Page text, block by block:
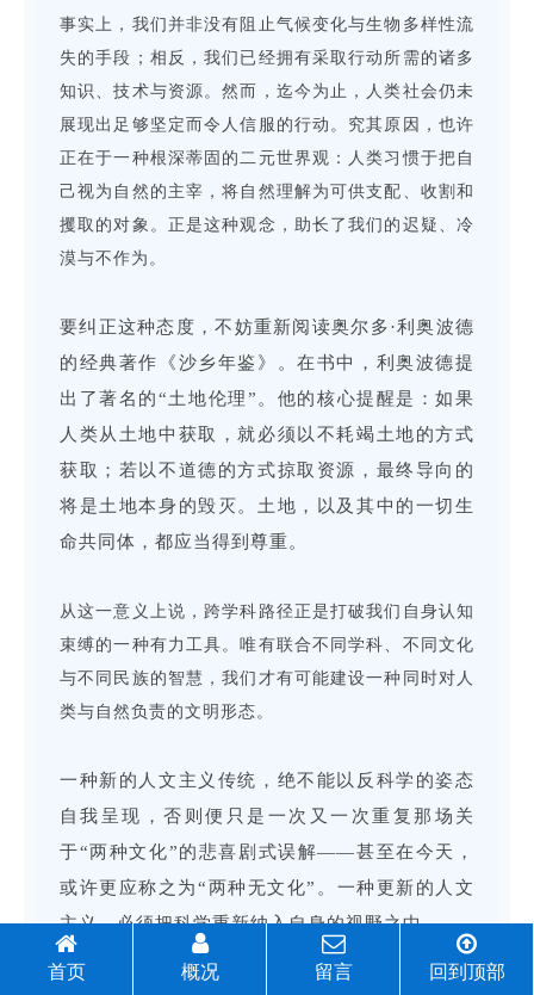
事实上，我们并非没有阻止气候变化与生物多样性流
失的手段；相反，我们已经拥有采取行动所需的诸多
知识、技术与资源。然而，迄今为止，人类社会仍未
展现出足够坚定而令人信服的行动。究其原因，也许
正在于一种根深蒂固的二元世界观：人类习惯于把自
己视为自然的主宰，将自然理解为可供支配、收割和
攫取的对象。正是这种观念，助长了我们的迟疑、冷
漠与不作为。
要纠正这种态度，不妨重新阅读奥尔多·利奥波德
的经典著作《沙乡年鉴》。在书中，利奥波德提
出了著名的“土地伦理”。他的核心提醒是：如果
人类从土地中获取，就必须以不耗竭土地的方式
获取；若以不道德的方式掠取资源，最终导向的
将是土地本身的毁灭。土地，以及其中的一切生
命共同体，都应当得到尊重。
从这一意义上说，跨学科路径正是打破我们自身认知
束缚的一种有力工具。唯有联合不同学科、不同文化
与不同民族的智慧，我们才有可能建设一种同时对人
类与自然负责的文明形态。
一种新的人文主义传统，绝不能以反科学的姿态
自我呈现，否则便只是一次又一次重复那场关
于“两种文化”的悲喜剧式误解——甚至在今天，
或许更应称之为“两种无文化”。一种更新的人文
主义，必须把科学重新纳入自身的视野之中。
首页 概况 留言 回到顶部